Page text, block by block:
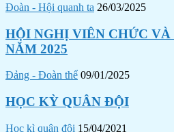
Đoàn - Hội quanh ta 26/03/2025
HỘI NGHỊ VIÊN CHỨC
NĂM 2025
Đảng - Đoàn thể 09/01/2025
HỌC KỲ QUÂN ĐỘI
Học kì quân đội 15/04/2021